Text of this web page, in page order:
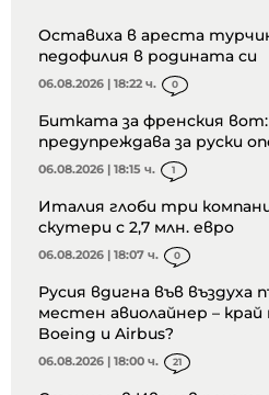
Оставиха в ареста
педофилия в родината си
06.08.2026 | 18:22 ч. 0
Битката за френския
предупреждава за руски
06.08.2026 | 18:15 ч. 1
Италия глоби три
скутери с 2,7 млн. евро
06.08.2026 | 18:07 ч. 0
Русия вдигна във въздуха
местен авиолайнер –
Boeing и Airbus?
06.08.2026 | 18:00 ч. 21